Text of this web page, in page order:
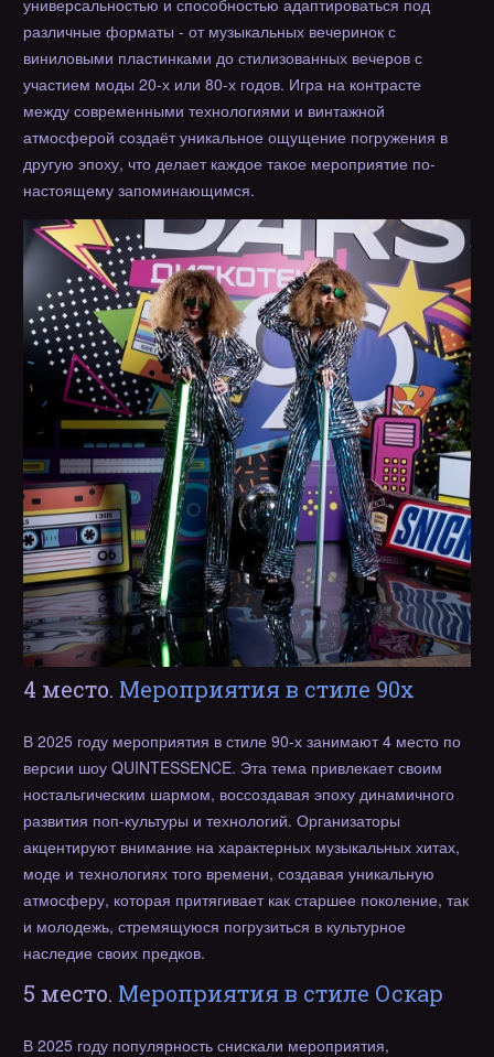
различные форматы - от музыкальных вечеринок с
виниловыми пластинками до стилизованных вечеров с
участием моды 20-х или 80-х годов. Игра на контрасте
между современными технологиями и винтажной
атмосферой создаёт уникальное ощущение погружения в
другую эпоху, что делает каждое такое мероприятие по-
настоящему запоминающимся.
4 место. Мероприятия в стиле 90х
В 2025 году мероприятия в стиле 90-х занимают 4 место по
версии шоу QUINTESSENCE. Эта тема привлекает своим
ностальгическим шармом, воссоздавая эпоху динамичного
развития поп-культуры и технологий. Организаторы
акцентируют внимание на характерных музыкальных хитах,
моде и технологиях того времени, создавая уникальную
атмосферу, которая притягивает как старшее поколение, так
и молодежь, стремящуюся погрузиться в культурное
наследие своих предков.
5 место. Мероприятия в стиле Оскар
В 2025 году популярность снискали мероприятия,